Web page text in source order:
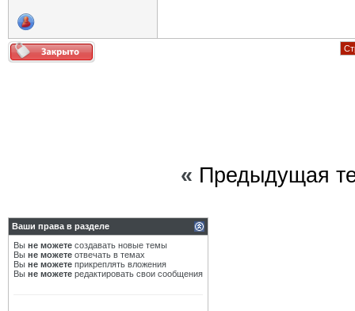
« Предыдущая
Ваши права в разделе
Вы не можете создавать новые темы
Вы не можете отвечать в темах
Вы не можете прикреплять вложения
Вы не можете редактировать свои сообщения